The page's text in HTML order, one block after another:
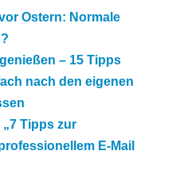
Ostern: Normale
– 15 Tipps
nach den eigenen
Tipps zur
E-Mail